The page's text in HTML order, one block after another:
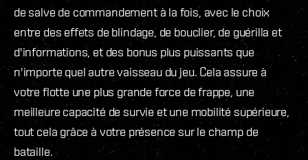
de salve de commandement à la fois, avec le choix
entre des effets de blindage, de bouclier, de guérilla et
d'informations, et des bonus plus puissants que
n'importe quel autre vaisseau du jeu. Cela assure à
votre flotte une plus grande force de frappe, une
meilleure capacité de survie et une mobilité supérieure,
tout cela grâce à votre présence sur le champ de
bataille.